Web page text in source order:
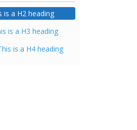
is a H2 heading
is a H3 heading
is a H4 heading